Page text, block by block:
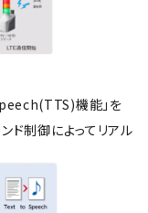
機能」を
ド制御によってリアル